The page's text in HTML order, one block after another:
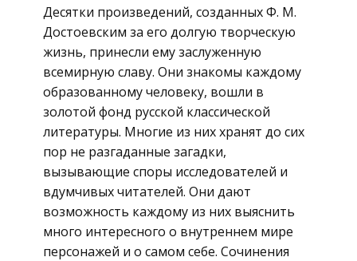
Десятки произведений, созданных Ф. М.
Достоевским за его долгую творческую
жизнь, принесли ему заслуженную
всемирную славу. Они знакомы каждому
образованному человеку, вошли в
золотой фонд русской классической
литературы. Многие из них хранят до сих
пор не разгаданные загадки,
вызывающие споры исследователей и
вдумчивых читателей. Они дают
возможность каждому из них выяснить
много интересного о внутреннем мире
персонажей и о самом себе. Сочинения